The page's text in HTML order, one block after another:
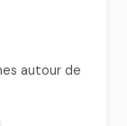
autour de